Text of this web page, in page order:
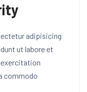
adipisicing
ut labore et
exercitation
commodo